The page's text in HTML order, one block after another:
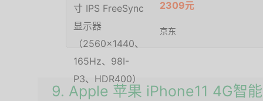
2309元
京东
9. Apple 苹果 iPhone11 4G智